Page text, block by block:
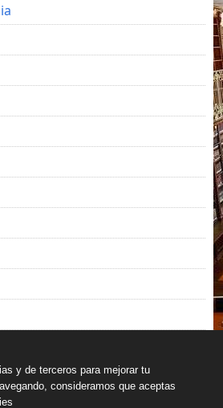
y de terceros para mejorar tu
consideramos que aceptas